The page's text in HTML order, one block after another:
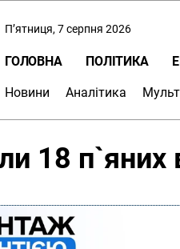
П’ятниця, 7 серпня 2026
ГОЛОВНА ПОЛІТИКА
Новини Аналітика
18 п`яних